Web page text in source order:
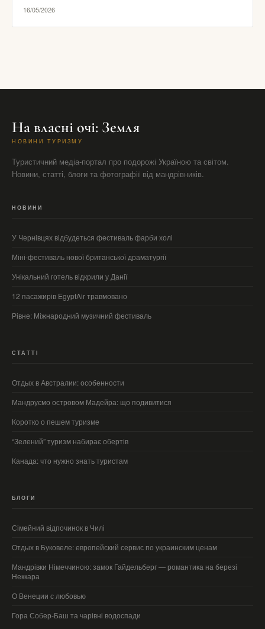
16/05/2026
На власні очі: Земля
НОВИНИ ТУРИЗМУ
Туристичний медіа-портал про подорожі Україною та світом.
Новини, статті, блоги та фотографії від мандрівників.
НОВИНИ
У Чернівцях відбудеться фестиваль фарби холі
Міні-фестиваль нової британської драматургії
Унікальний готель відкрили у Данії
12 пасажирів EgyptAir травмовано
Рівне: Міжнародний музичний фестиваль
СТАТТІ
Отдых в Австралии: особенности
Мандруємо островом Мадейра: що подивитися
Коротко о пешем туризме
“Зелений” туризм набирає обертів
Канада: что нужно знать туристам
БЛОГИ
Сімейний відпочинок в Чилі
Отдых в Буковеле: европейский сервис по украинским ценам
Мандрівки Німеччиною: замок Гайдельберг — романтика на березі
Неккара
О Венеции с любовью
Гора Собер-Баш та чарівні водоспади